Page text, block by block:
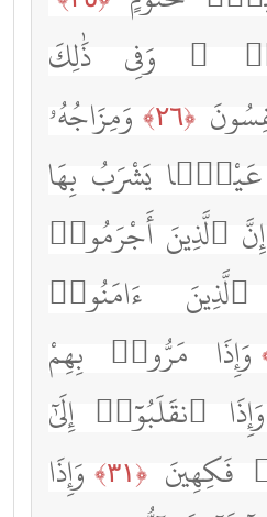
وَفِى ذَٰلِكَ
﴿٢٦﴾
وَمِزَاجُهُۥ
عَيْنًۭا يَشْرَبُ بِهَا
إِنَّ ٱلَّذِينَ أَجْرَمُوا۟
ءَامَنُوا۟
وَإِذَا مَرُّوا۟ بِهِمْ
وَإِذَا ٱنقَلَبُوٓا۟ إِلَىٰٓ
فَكِهِينَ
﴿٣١﴾
وَإِذَا